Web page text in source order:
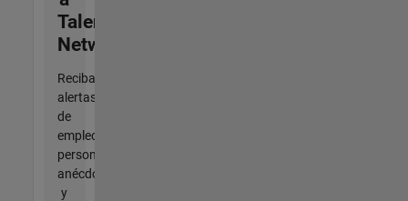
Talent
Network
Reciba
alertas
de
empleo
personalizadas,
anécdotas
y